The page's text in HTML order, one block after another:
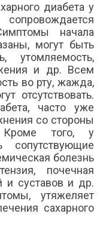
диабета у
начала
могут быть
утомляемость,
и др. Всем
во рту, жажда,
отсутствовать.
часто уже
со стороны
Кроме того, у
сопутствующие
болезнь
почечная
и суставов и др.
утяжеляет
сахарного